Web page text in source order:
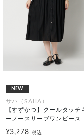
NEW
サハ（SAHA）
【すずかつ】クールタッチ
ーノースリーブワンピース
¥3,278税込